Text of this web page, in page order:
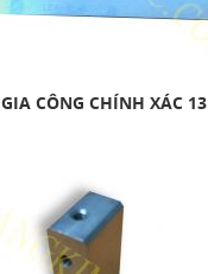
GIA CÔNG CHÍNH XÁC 13